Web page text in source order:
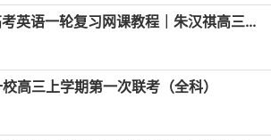
【视频】2027年高考英语一轮复习网课教程｜朱汉祺高三英语上学期暑假班视频教程
高三上学期第一次联考（全科）